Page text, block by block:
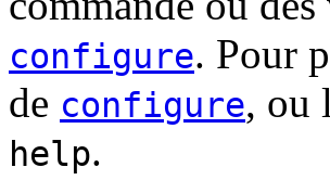
configure. Pour
de configure, ou
help.